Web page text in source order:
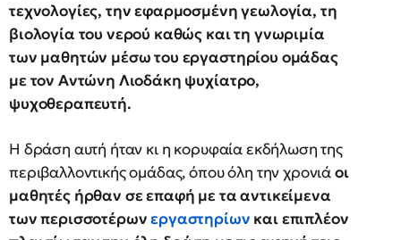
τεχνολογίες, την εφαρμοσμένη γεωλογία, τη
βιολογία του νερού καθώς και τη γνωριμία
των μαθητών μέσω του εργαστηρίου ομάδας
με τον Αντώνη Λιοδάκη ψυχίατρο,
ψυχοθεραπευτή.
Η δράση αυτή ήταν κι η κορυφαία εκδήλωση της
περιβαλλοντικής ομάδας, όπου όλη την χρονιάοι
μαθητές ήρθαν σε επαφή με τα αντικείμενα
των περισσοτέρωνεργαστηρίων και επιπλέον